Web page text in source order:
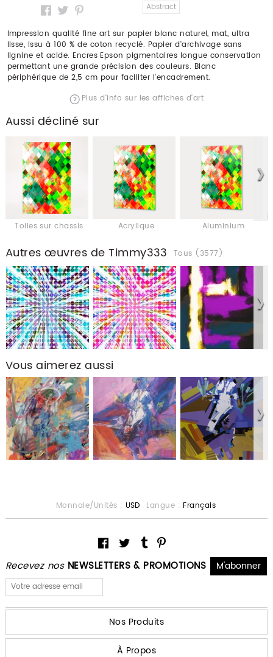
Abstract
Impression qualité fine art sur papier blanc naturel, mat, ultra
lisse, issu à 100 % de coton recyclé. Papier d'archivage sans
lignine et acide. Encres Epson pigmentaires longue conservation
permettant une grande précision des couleurs. Blanc
périphérique de 2,5 cm pour faciliter l'encadrement.
Plus d'info sur les affiches d'art
Aussi décliné sur
Toiles sur chassis Acrylique Aluminium
Autres œuvres de Timmy333 Tous (3577)
Vous aimerez aussi
Recevez nos NEWSLETTERS & PROMOTIONS
Monnaie/Unités : USD Langue : Français
Nos Produits
À Propos